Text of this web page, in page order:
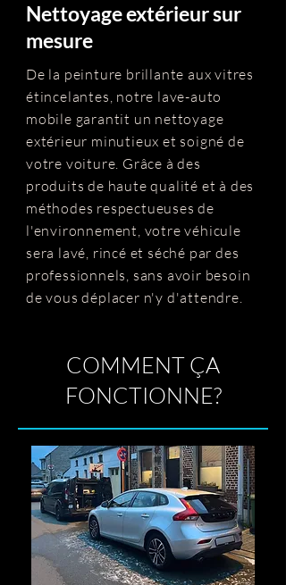
Nettoyage extérieur sur
mesure
De la peinture brillante aux vitres
étincelantes, notre lave-auto
mobile garantit un nettoyage
extérieur minutieux et soigné de
votre voiture. Grâce à des
produits de haute qualité et à des
méthodes respectueuses de
l'environnement, votre véhicule
sera lavé, rincé et séché par des
professionnels, sans avoir besoin
de vous déplacer n'y d'attendre.
COMMENT ÇA
FONCTIONNE?